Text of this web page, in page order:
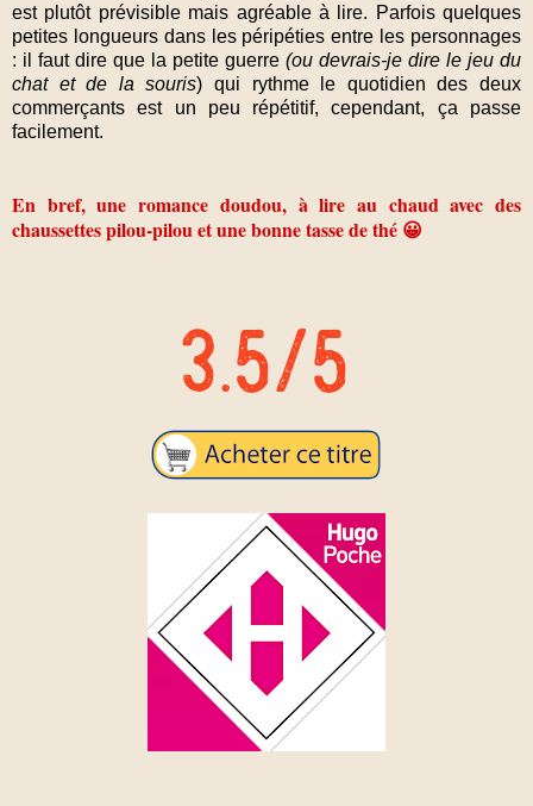
est plutôt prévisible mais agréable à lire. Parfois quelques
petites longueurs dans les péripéties entre les personnages
: il faut dire que la petite guerre (ou devrais-je dire le jeu du
chat et de la souris) qui rythme le quotidien des deux
commerçants est un peu répétitif, cependant, ça passe
facilement.
En bref, une romance doudou, à lire au chaud avec des
chaussettes pilou-pilou et une bonne tasse de thé 😀